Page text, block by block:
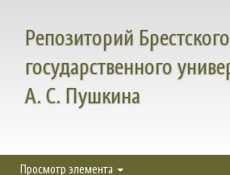
Репозиторий Брестского
государственного
А. С. Пушкина
Просмотр элемента